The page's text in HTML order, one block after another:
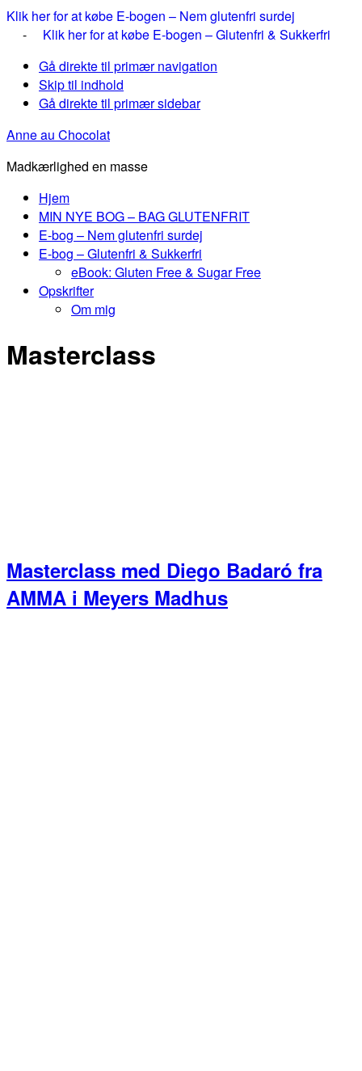
Klik her for at købe E-bogen – Nem glutenfri surdej
- Klik her for at købe E-bogen – Glutenfri & Sukkerfri
Gå direkte til primær navigation
Skip til indhold
Gå direkte til primær sidebar
Anne au Chocolat
Madkærlighed en masse
Hjem
MIN NYE BOG – BAG GLUTENFRIT
E-bog – Nem glutenfri surdej
E-bog – Glutenfri & Sukkerfri
eBook: Gluten Free & Sugar Free
Opskrifter
Om mig
Masterclass
Masterclass med Diego Badaró fra
AMMA i Meyers Madhus